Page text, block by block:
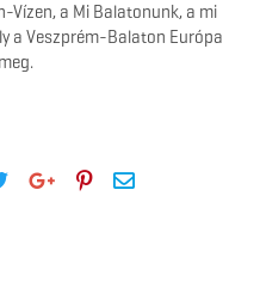
Vízen, a Mi Balatonunk, a mi
a Veszprém-Balaton Európa